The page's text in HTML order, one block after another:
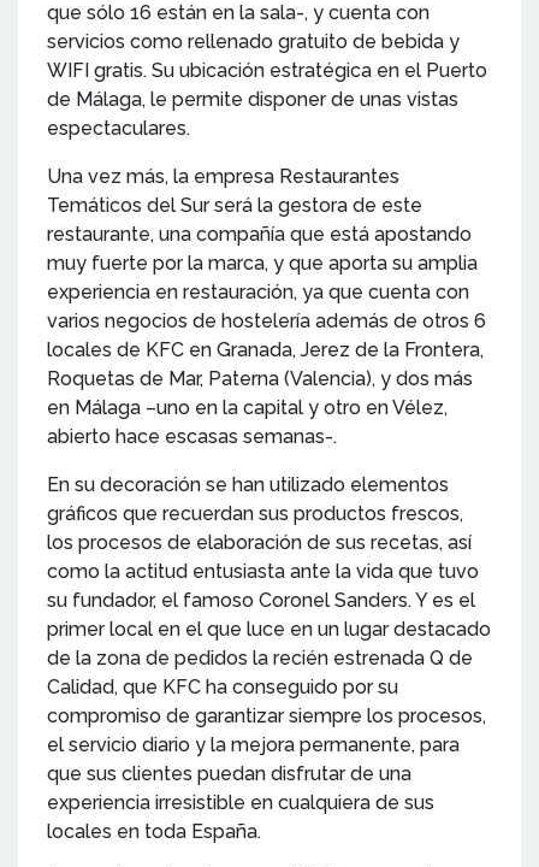
que sólo 16 están en la sala-, y cuenta con
servicios como rellenado gratuito de bebida y
WIFI gratis. Su ubicación estratégica en el Puerto
de Málaga, le permite disponer de unas vistas
espectaculares.
Una vez más, la empresa Restaurantes
Temáticos del Sur será la gestora de este
restaurante, una compañía que está apostando
muy fuerte por la marca, y que aporta su amplia
experiencia en restauración, ya que cuenta con
varios negocios de hostelería además de otros 6
locales de KFC en Granada, Jerez de la Frontera,
Roquetas de Mar, Paterna (Valencia), y dos más
en Málaga –uno en la capital y otro en Vélez,
abierto hace escasas semanas-.
En su decoración se han utilizado elementos
gráficos que recuerdan sus productos frescos,
los procesos de elaboración de sus recetas, así
como la actitud entusiasta ante la vida que tuvo
su fundador, el famoso Coronel Sanders. Y es el
primer local en el que luce en un lugar destacado
de la zona de pedidos la recién estrenada Q de
Calidad, que KFC ha conseguido por su
compromiso de garantizar siempre los procesos,
el servicio diario y la mejora permanente, para
que sus clientes puedan disfrutar de una
experiencia irresistible en cualquiera de sus
locales en toda España.